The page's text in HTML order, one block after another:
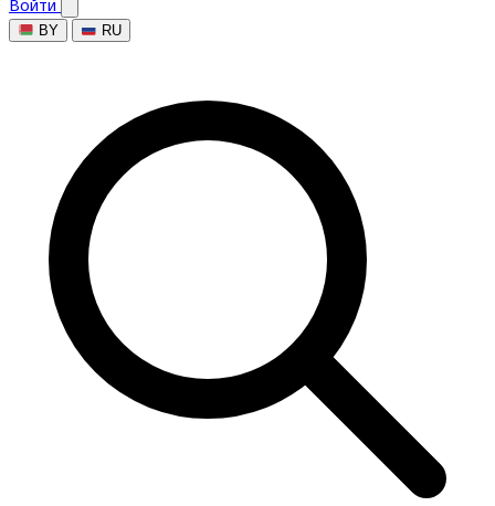
Войти
BY RU